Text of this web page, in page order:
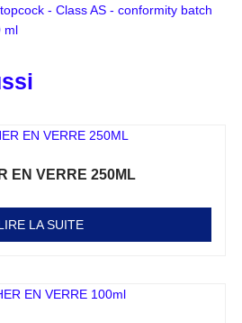
- Class AS - conformity batch
ml
EN VERRE 250ML
LA SUITE